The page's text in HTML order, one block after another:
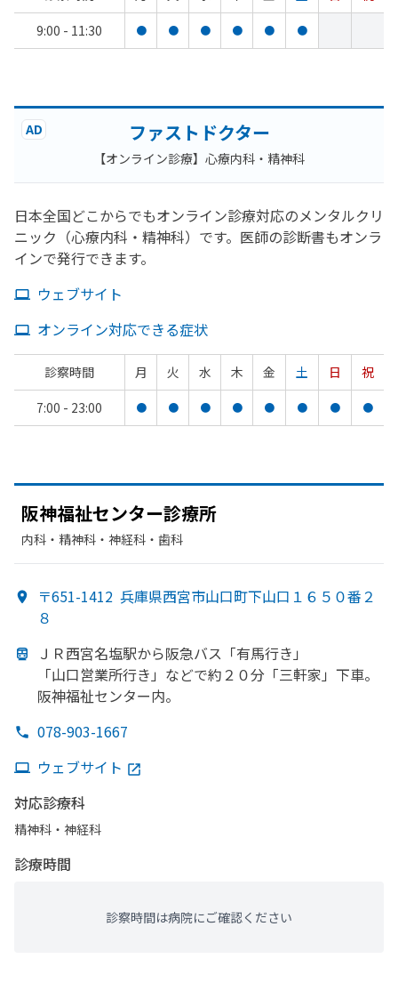
9:00 - 11:30
● ● ● ● ● ●
AD ファストドクター
【オンライン診療】心療内科・精神科
日本全国どこからでもオンライン診療対応のメンタルクリ
ニック（心療内科・精神科）です。医師の診断書もオンラ
インで発行できます。
ウェブサイト
オンライン対応できる症状
診察時間 月 火 水 木 金 土 日
祝
7:00 - 23:00
● ● ● ● ● ● ● ●
阪神福祉センター診療所
内科・​精神科・神経科・​歯科
〒651-1412 兵庫県西宮市山口町下山口１６５０番２
８
ＪＲ西宮名塩駅から阪急バス「有馬行き」
「山口営業所行き」などで約２０分 「三軒家」下車。
阪神福祉センター内。
078-903-1667
ウェブサイト
対応診療科
精神科・神経科
診療時間
診察時間は病院にご確認ください